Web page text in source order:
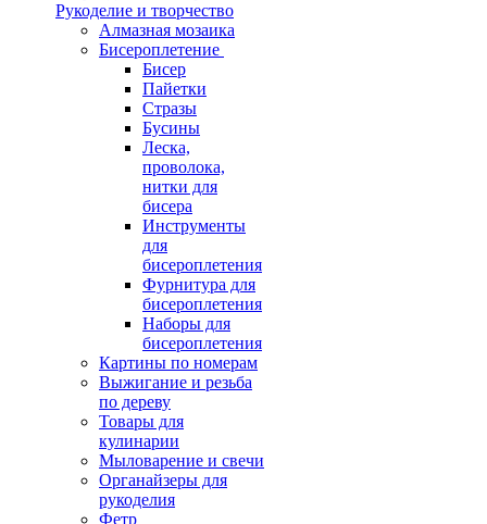
Рукоделие и творчество
Алмазная мозаика
Бисероплетение
Бисер
Пайетки
Стразы
Бусины
Леска,
проволока,
нитки для
бисера
Инструменты
для
бисероплетения
Фурнитура для
бисероплетения
Наборы для
бисероплетения
Картины по номерам
Выжигание и резьба
по дереву
Товары для
кулинарии
Мыловарение и свечи
Органайзеры для
рукоделия
Фетр